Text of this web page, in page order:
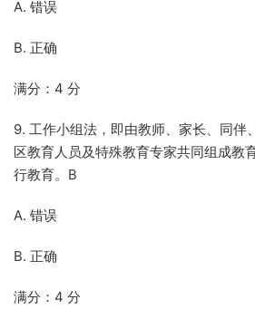
A. 错误
B. 正确
满分：4 分
9. 工作小组法，即由教师、家长、同伴
区教育人员及特殊教育专家共同组成教
行教育。B
A. 错误
B. 正确
满分：4 分